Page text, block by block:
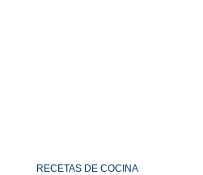
RECETAS DE COCINA